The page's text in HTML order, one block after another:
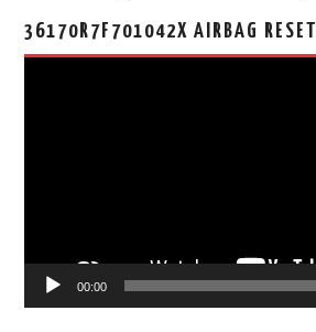
36170R7F701042X AIRBAG RESET
00:00